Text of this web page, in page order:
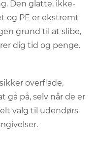
Den glatte, ikke-
og PE er ekstremt
grund til at slibe,
dig tid og penge.
overflade,
gå på, selv når de er
valg til udendørs